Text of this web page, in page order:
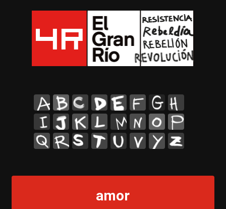
A B C D E F G
H
I
J K L M N O
P
amor